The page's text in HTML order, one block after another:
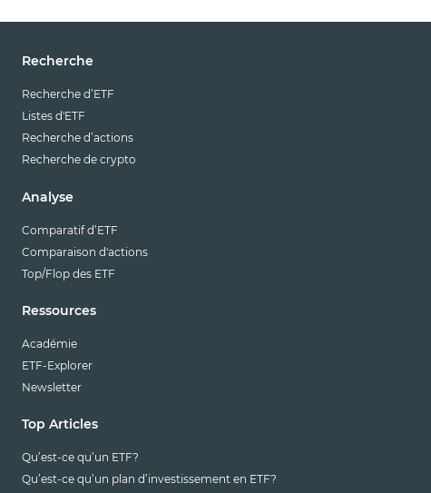
Recherche
Recherche d’ETF
Listes d'ETF
Recherche d’actions
Recherche de crypto
Analyse
Comparatif d’ETF
Comparaison d'actions
Top/Flop des ETF
Ressources
Académie
ETF-Explorer
Newsletter
Top Articles
Qu’est-ce qu’un ETF?
Qu’est-ce qu’un plan d’investissement en ETF?